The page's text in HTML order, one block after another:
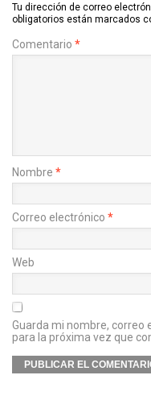
Tu dirección de correo
obligatorios están marcados
Comentario *
Nombre *
Correo electrónico *
Web
Guarda mi nombre, correo
para la próxima vez que